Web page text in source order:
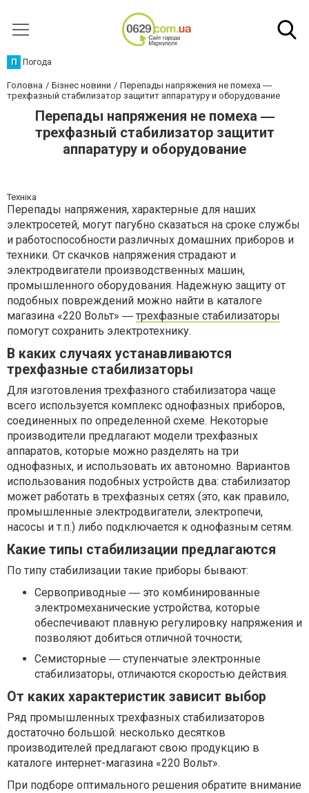
П Погода
Головна Бізнес новини
Перепады напряжения не помеха ―
трехфазный стабилизатор защитит аппаратуру и оборудование
Перепады напряжения не помеха ―
трехфазный стабилизатор защитит
аппаратуру и оборудование
Техніка
Перепады напряжения, характерные для наших
электросетей, могут пагубно сказаться на сроке службы
и работоспособности различных домашних приборов и
техники. От скачков напряжения страдают и
электродвигатели производственных машин,
промышленного оборудования. Надежную защиту от
подобных повреждений можно найти в каталоге
магазина «220 Вольт» ― трехфазные стабилизаторы
помогут сохранить электротехнику.
В каких случаях устанавливаются
трехфазные стабилизаторы
Для изготовления трехфазного стабилизатора чаще
всего используется комплекс однофазных приборов,
соединенных по определенной схеме. Некоторые
производители предлагают модели трехфазных
аппаратов, которые можно разделять на три
однофазных, и использовать их автономно. Вариантов
использования подобных устройств два: стабилизатор
может работать в трехфазных сетях (это, как правило,
промышленные электродвигатели, электропечи,
насосы и т.п.) либо подключается к однофазным сетям.
Какие типы стабилизации предлагаются
По типу стабилизации такие приборы бывают:
Сервоприводные ― это комбинированные
электромеханические устройства, которые
обеспечивают плавную регулировку напряжения и
позволяют добиться отличной точности;
Семисторные ― ступенчатые электронные
стабилизаторы, отличаются скоростью действия.
От каких характеристик зависит выбор
Ряд промышленных трехфазных стабилизаторов
достаточно большой: несколько десятков
производителей предлагают свою продукцию в
каталоге интернет-магазина «220 Вольт».
При подборе оптимального решения обратите внимание